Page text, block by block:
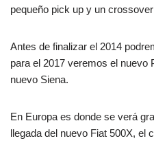
pequeño pick up y un
Antes de finalizar el 2014
para el 2017 veremos el nuevo
nuevo Siena.
En Europa es donde se verá
llegada del nuevo Fiat 500X, el